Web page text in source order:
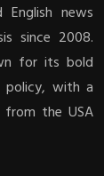
news
since 2008.
for its bold
policy, with a
from the USA